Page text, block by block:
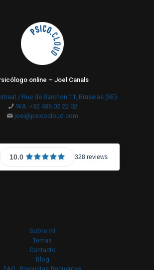
online – Joel Canals
/ Rue de Barchon 11, Bruselas (BE)
WA: +32 486 02 22 02
joel@psicocloud.com
Sobre mí
Temas
Contacto
Blog